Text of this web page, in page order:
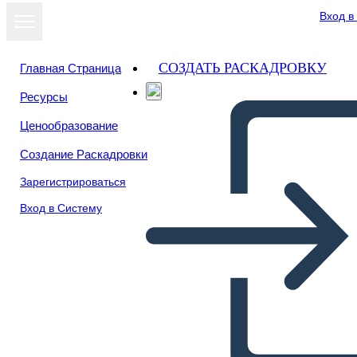
Вход
Главная Страница
Ресурсы
Ценообразование
Создание Раскадровки
Зарегистрироваться
Вход в Систему
СОЗДАТЬ РАСКАДРОВКУ